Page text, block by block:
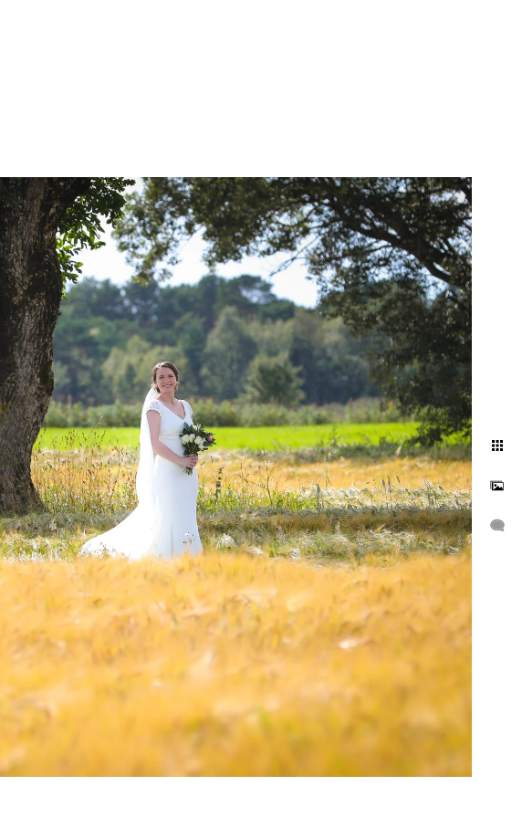
under seremonien
beste resultatene om
med blitz
som helst skal
med
forhold uansett vær.
vær, og har en liste
om nødvendig. Vi har
trenge det.
på forhånd og
oss uten å forstyrre
dere skal være på.
for slike
og gjennomgang av
side ferdig
å laste ned de dere
Dere betaler altså
så har vi avtaler med
med bestillingene til
vi har på nettsiden,